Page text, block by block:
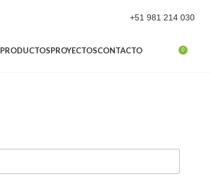
+51 981 214 030
PRODUCTOSPROYECTOSCONTACTO 0